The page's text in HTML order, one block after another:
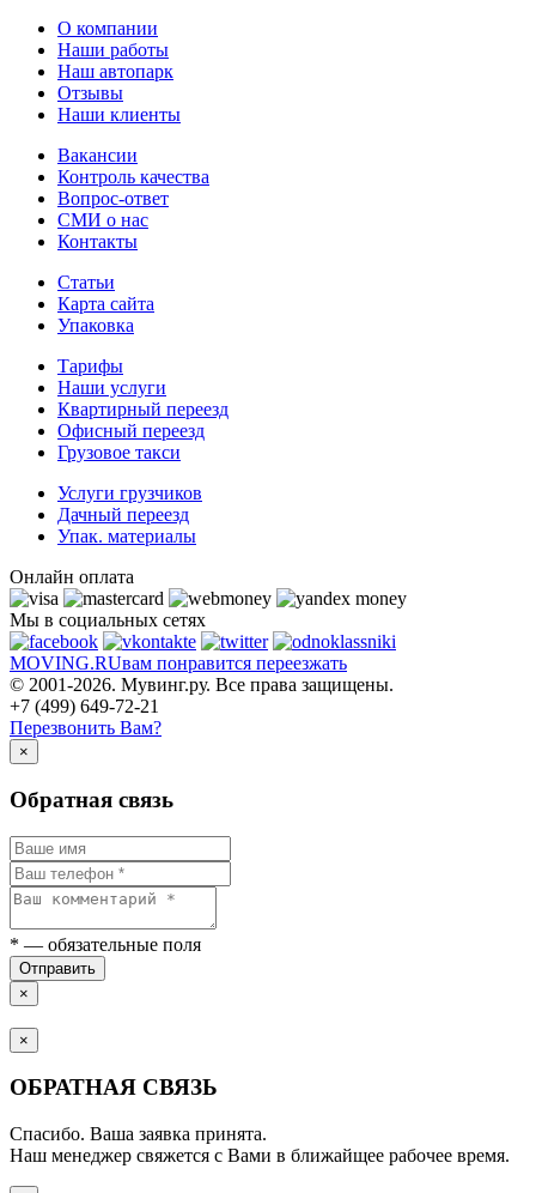
О компании
Наши работы
Наш автопарк
Отзывы
Наши клиенты
Вакансии
Контроль качества
Вопрос-ответ
СМИ о нас
Контакты
Статьи
Карта сайта
Упаковка
Тарифы
Наши услуги
Квартирный переезд
Офисный переезд
Грузовое такси
Услуги грузчиков
Дачный переезд
Упак. материалы
Онлайн оплата
Мы в социальных сетях
MOVING.RUвам понравится переезжать
© 2001-2026. Мувинг.ру. Все права защищены.
+7 (499) 649-72-21
Перезвонить Вам?
×
Обратная связь
* — обязательные поля
Отправить
×
×
ОБРАТНАЯ СВЯЗЬ
Спасибо. Ваша заявка принята.
Наш менеджер свяжется с Вами в ближайщее рабочее время.